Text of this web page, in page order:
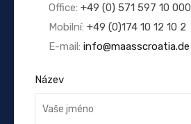
Office: +49 (0) 571 597 10 000
Mobilní: +49 (0)174 10 12 10 2
E-mail: info@maasscroatia.de
Název